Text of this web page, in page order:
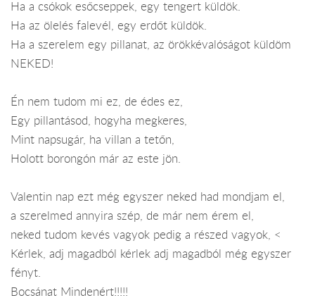
Ha a csókok esőcseppek, egy tengert küldök.
Ha az ölelés falevél, egy erdőt küldök.
Ha a szerelem egy pillanat, az örökkévalóságot küldöm
NEKED!
Én nem tudom mi ez, de édes ez,
Egy pillantásod, hogyha megkeres,
Mint napsugár, ha villan a tetőn,
Holott borongón már az este jön.
Valentin nap ezt még egyszer neked had mondjam el,
a szerelmed annyira szép, de már nem érem el,
neked tudom kevés vagyok pedig a részed vagyok, <
Kérlek, adj magadból kérlek adj magadból még egyszer
fényt.
Bocsánat Mindenért!!!!!